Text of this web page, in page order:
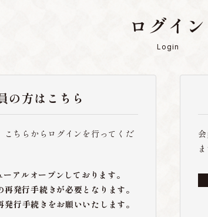
ログイン
Login
の方はこちら
こちらからログインを行ってくだ
アルオープンしております。
発行手続きが必要となります。
行手続きをお願いいたします。
ま